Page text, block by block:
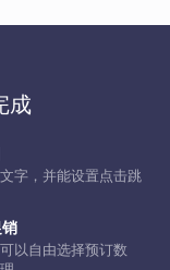
成
字，并能设置点击跳
以自由选择预订数